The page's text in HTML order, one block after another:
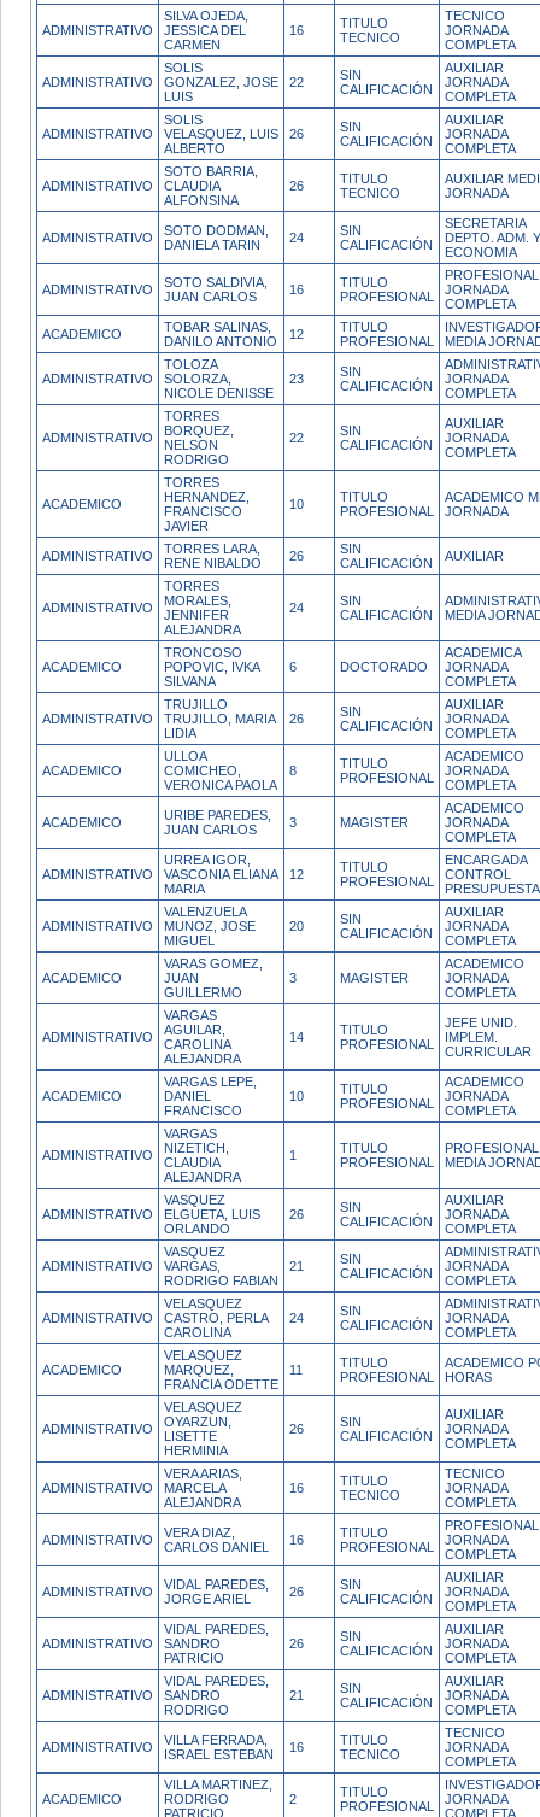
ADMINISTRATIVO
SILVA OJEDA,
JESSICA DEL
CARMEN
16
TITULO
TECNICO
TECNICO
JORNADA
COMPLETA
ADMINISTRATIVO
SOLIS
GONZALEZ, JOSE
LUIS
22
SIN
CALIFICACIÓN
AUXILIAR
JORNADA
COMPLETA
ADMINISTRATIVO
SOLIS
VELASQUEZ, LUIS
ALBERTO
26
SIN
CALIFICACIÓN
AUXILIAR
JORNADA
COMPLETA
ADMINISTRATIVO
SOTO BARRIA,
CLAUDIA
ALFONSINA
26
TITULO
TECNICO
AUXILIAR
JORNADA
ADMINISTRATIVO
SOTO DODMAN,
DANIELA TARIN
24
SIN
CALIFICACIÓN
SECRETARIA
DEPTO. ADM. Y
ECONOMIA
ADMINISTRATIVO
SOTO SALDIVIA,
JUAN CARLOS
16
TITULO
PROFESIONAL
PROFESIONAL
JORNADA
COMPLETA
ACADEMICO
TOBAR SALINAS,
DANILO ANTONIO
12
TITULO
PROFESIONAL
MEDIA
ADMINISTRATIVO
TOLOZA
SOLORZA,
NICOLE DENISSE
23
SIN
CALIFICACIÓN
JORNADA
COMPLETA
ADMINISTRATIVO
TORRES
BORQUEZ,
NELSON
RODRIGO
22
SIN
CALIFICACIÓN
AUXILIAR
JORNADA
COMPLETA
ACADEMICO
TORRES
HERNANDEZ,
FRANCISCO
JAVIER
10
TITULO
PROFESIONAL
ACADEMICO
JORNADA
ADMINISTRATIVO
TORRES LARA,
RENE NIBALDO
26
SIN
CALIFICACIÓN
AUXILIAR
ADMINISTRATIVO
TORRES
MORALES,
JENNIFER
ALEJANDRA
24
SIN
CALIFICACIÓN
MEDIA
ACADEMICO
TRONCOSO
POPOVIC, IVKA
SILVANA
6 DOCTORADO
ACADEMICA
JORNADA
COMPLETA
ADMINISTRATIVO
TRUJILLO
TRUJILLO, MARIA
LIDIA
26
SIN
CALIFICACIÓN
AUXILIAR
JORNADA
COMPLETA
ACADEMICO
ULLOA
COMICHEO,
VERONICA PAOLA
8
TITULO
PROFESIONAL
ACADEMICO
JORNADA
COMPLETA
ACADEMICO
URIBE PAREDES,
JUAN CARLOS
3 MAGISTER
ACADEMICO
JORNADA
COMPLETA
ADMINISTRATIVO
URREA IGOR,
VASCONIA ELIANA
MARIA
12
TITULO
PROFESIONAL
ENCARGADA
CONTROL
ADMINISTRATIVO
VALENZUELA
MUNOZ, JOSE
MIGUEL
20
SIN
CALIFICACIÓN
AUXILIAR
JORNADA
COMPLETA
ACADEMICO
VARAS GOMEZ,
JUAN
GUILLERMO
3 MAGISTER
ACADEMICO
JORNADA
COMPLETA
ADMINISTRATIVO
VARGAS
AGUILAR,
CAROLINA
ALEJANDRA
14
TITULO
PROFESIONAL
JEFE UNID.
IMPLEM.
CURRICULAR
ACADEMICO
VARGAS LEPE,
DANIEL
FRANCISCO
10
TITULO
PROFESIONAL
ACADEMICO
JORNADA
COMPLETA
ADMINISTRATIVO
VARGAS
NIZETICH,
CLAUDIA
ALEJANDRA
1
TITULO
PROFESIONAL
PROFESIONAL
MEDIA
ADMINISTRATIVO
VASQUEZ
ELGUETA, LUIS
ORLANDO
26
SIN
CALIFICACIÓN
AUXILIAR
JORNADA
COMPLETA
ADMINISTRATIVO
VASQUEZ
VARGAS,
RODRIGO FABIAN
21
SIN
CALIFICACIÓN
JORNADA
COMPLETA
ADMINISTRATIVO
VELASQUEZ
CASTRO, PERLA
CAROLINA
24
SIN
CALIFICACIÓN
JORNADA
COMPLETA
ACADEMICO
VELASQUEZ
MARQUEZ,
FRANCIA ODETTE
11
TITULO
PROFESIONAL
ACADEMICO
HORAS
ADMINISTRATIVO
VELASQUEZ
OYARZUN,
LISETTE
HERMINIA
26
SIN
CALIFICACIÓN
AUXILIAR
JORNADA
COMPLETA
ADMINISTRATIVO
VERA ARIAS,
MARCELA
ALEJANDRA
16
TITULO
TECNICO
TECNICO
JORNADA
COMPLETA
ADMINISTRATIVO
VERA DIAZ,
CARLOS DANIEL
16
TITULO
PROFESIONAL
PROFESIONAL
JORNADA
COMPLETA
ADMINISTRATIVO
VIDAL PAREDES,
JORGE ARIEL
26
SIN
CALIFICACIÓN
AUXILIAR
JORNADA
COMPLETA
ADMINISTRATIVO
VIDAL PAREDES,
SANDRO
PATRICIO
26
SIN
CALIFICACIÓN
AUXILIAR
JORNADA
COMPLETA
ADMINISTRATIVO
VIDAL PAREDES,
SANDRO
RODRIGO
21
SIN
CALIFICACIÓN
AUXILIAR
JORNADA
COMPLETA
ADMINISTRATIVO
VILLA FERRADA,
ISRAEL ESTEBAN
16
TITULO
TECNICO
TECNICO
JORNADA
COMPLETA
ACADEMICO
VILLA MARTINEZ,
RODRIGO
PATRICIO
2
TITULO
PROFESIONAL
JORNADA
COMPLETA